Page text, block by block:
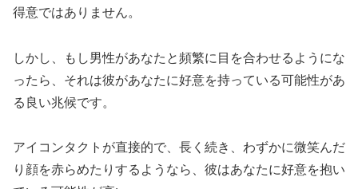
得意ではありません。
しかし、もし男性があなたと頻繁に目を合わせるようにな
ったら、それは彼があなたに好意を持っている可能性があ
る良い兆候です。
アイコンタクトが直接的で、長く続き、わずかに微笑んだ
り顔を赤らめたりするようなら、彼はあなたに好意を抱い